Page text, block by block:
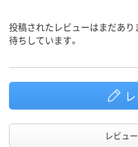
対象 男女兼用
投稿されたレビューはまだあ
待ちしています。
レビュ